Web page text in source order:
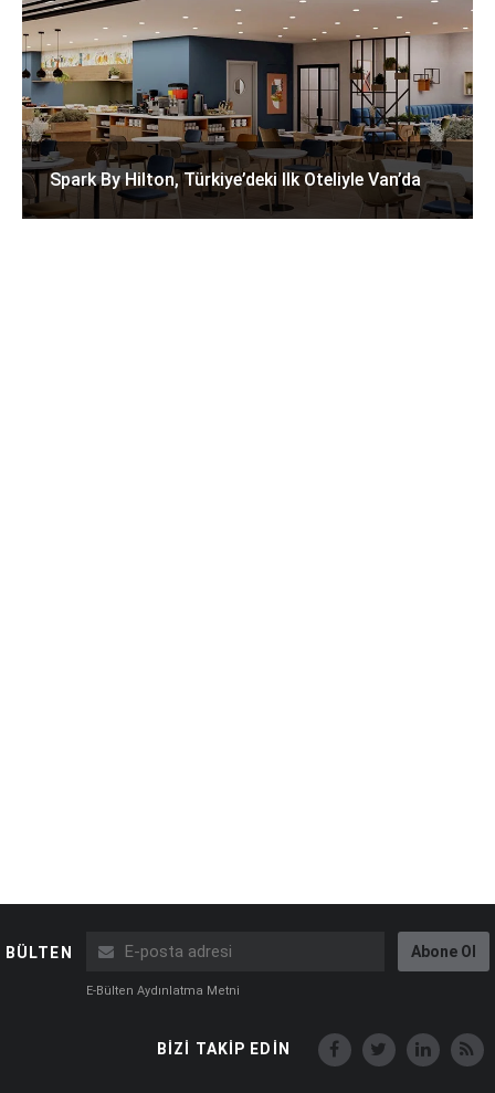
Spark By Hilton, Türkiye’deki Ilk Oteliyle Van’da
BÜLTEN Abone Ol
E-Bülten Aydınlatma Metni
BİZİ TAKİP EDİN